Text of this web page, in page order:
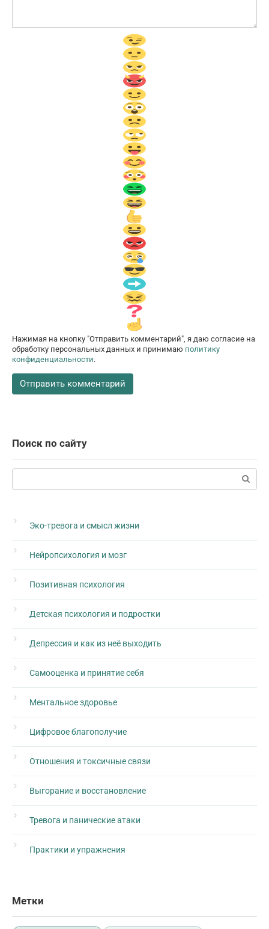
Нажимая на кнопку "Отправить комментарий", я даю согласие на
обработку персональных данных и принимаю политику
конфиденциальности.
Поиск по сайту
Поиск:
Эко-тревога и смысл жизни
Нейропсихология и мозг
Позитивная психология
Детская психология и подростки
Депрессия и как из неё выходить
Самооценка и принятие себя
Ментальное здоровье
Цифровое благополучие
Отношения и токсичные связи
Выгорание и восстановление
Тревога и панические атаки
Практики и упражнения
Метки